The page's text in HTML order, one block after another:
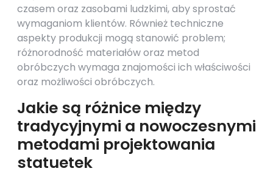
czasem oraz zasobami ludzkimi, aby sprostać
wymaganiom klientów. Również techniczne
aspekty produkcji mogą stanowić problem;
różnorodność materiałów oraz metod
obróbczych wymaga znajomości ich właściwości
oraz możliwości obróbczych.
Jakie są różnice między
tradycyjnymi a nowoczesnymi
metodami projektowania
statuetek